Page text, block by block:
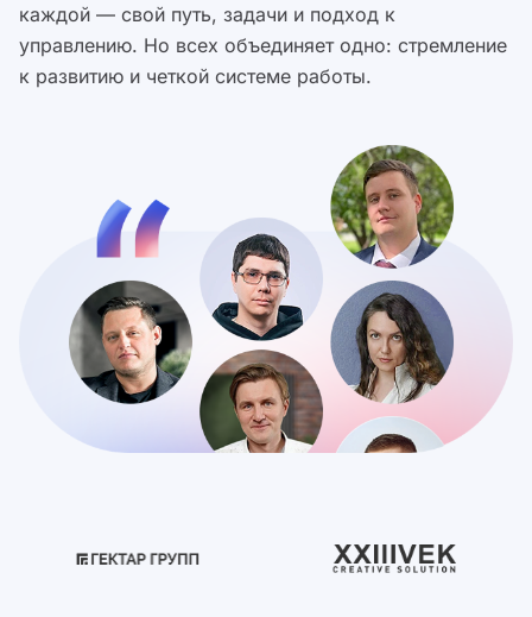
каждой — свой путь, задачи и подход к
управлению. Но всех объединяет одно: стремление
к развитию и четкой системе работы.